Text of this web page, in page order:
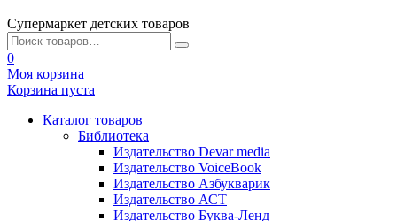
Супермаркет детских товаров
0
Моя корзина
Корзина пуста
Каталог товаров
Библиотека
Издательство Devar media
Издательство VoiceBook
Издательство Азбукварик
Издательство АСТ
Издательство Буква-Ленд